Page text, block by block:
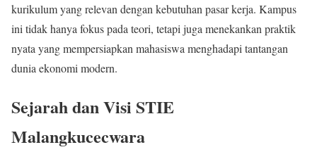
kurikulum yang relevan dengan kebutuhan pasar kerja. Kampus
ini tidak hanya fokus pada teori, tetapi juga menekankan praktik
nyata yang mempersiapkan mahasiswa menghadapi tantangan
dunia ekonomi modern.
Sejarah dan Visi STIE
Malangkucecwara